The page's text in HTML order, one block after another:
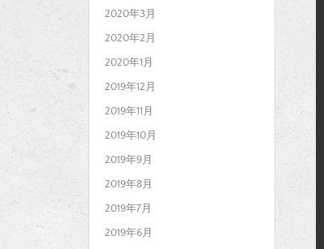
2020年3月
2020年2月
2020年1月
2019年12月
2019年11月
2019年10月
2019年9月
2019年8月
2019年7月
2019年6月